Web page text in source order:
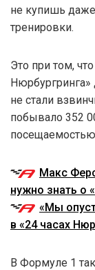
не купишь
тренировки.
Это при том,
Нюрбургринга»
не стали
побывало 352
Макс
нужно знать о
«Мы
в «24 часах
В Формуле 1